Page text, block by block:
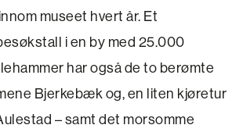
museet hvert år. Et
i en by med 25.000
har også de to berømte
Bjerkebæk og, en liten kjøretur
– samt det morsomme